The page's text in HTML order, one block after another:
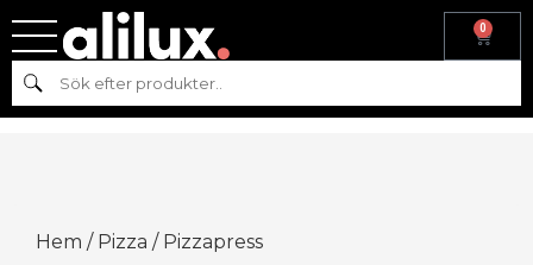
0
Sök
Hem / Pizza / Pizzapress